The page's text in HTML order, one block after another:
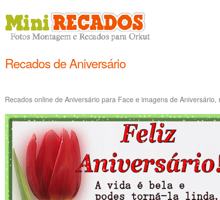
Recados de Aniversário
Recados online de Aniversário para Face e imagens de